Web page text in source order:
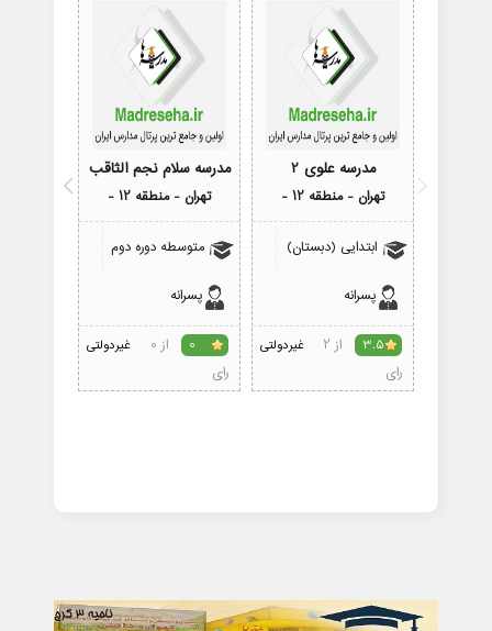
مدرسه علوی 2
تهران - منطقه 12 -
ابتدایی (دبستان)
پسرانه
غیردولتی 3.5
از 2
رای
مدرسه سلام نجم الثاقب
تهران - منطقه 12 -
متوسطه دوره دوم
پسرانه
غیردولتی 0
از 0
رای